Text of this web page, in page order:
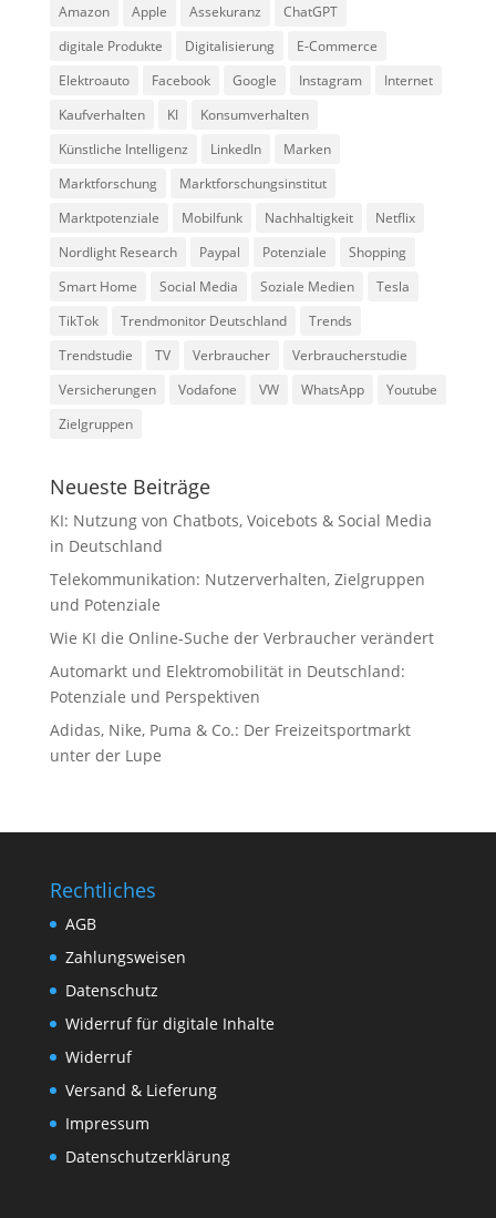
Amazon Apple Assekuranz
ChatGPT
digitale Produkte
Digitalisierung
E-Commerce
Elektroauto
Facebook Google Instagram
Internet
Kaufverhalten
KI
Konsumverhalten
Künstliche Intelligenz
LinkedIn
Marken
Marktforschung
Marktforschungsinstitut
Marktpotenziale
Mobilfunk Nachhaltigkeit
Netflix
Nordlight Research
Paypal Potenziale
Shopping
Smart Home
Social Media Soziale Medien
Tesla
TikTok
Trendmonitor Deutschland
Trends
Trendstudie
TV Verbraucher
Verbraucherstudie
Versicherungen
Vodafone VW WhatsApp
Youtube
Zielgruppen
Neueste Beiträge
KI: Nutzung von Chatbots, Voicebots & Social Media
in Deutschland
Telekommunikation: Nutzerverhalten, Zielgruppen
und Potenziale
Wie KI die Online-Suche der Verbraucher verändert
Automarkt und Elektromobilität in Deutschland:
Potenziale und Perspektiven
Adidas, Nike, Puma & Co.: Der Freizeitsportmarkt
unter der Lupe
Rechtliches
AGB
Zahlungsweisen
Datenschutz
Widerruf für digitale Inhalte
Widerruf
Versand & Lieferung
Impressum
Datenschutzerklärung